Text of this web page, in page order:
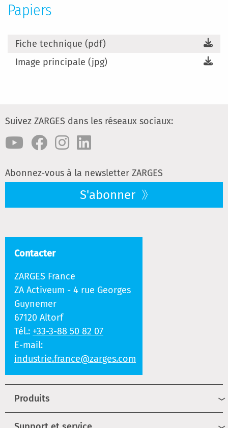
Papiers
Fiche technique (pdf)
Image principale (jpg)
Suivez ZARGES dans les réseaux sociaux:
Abonnez-vous à la newsletter ZARGES
S'abonner
Contacter
ZARGES France
ZA Activeum - 4 rue Georges
Guynemer
67120 Altorf
Tél.: +33-3-88 50 82 07
E-mail:
industrie.france@zarges.com
Produits